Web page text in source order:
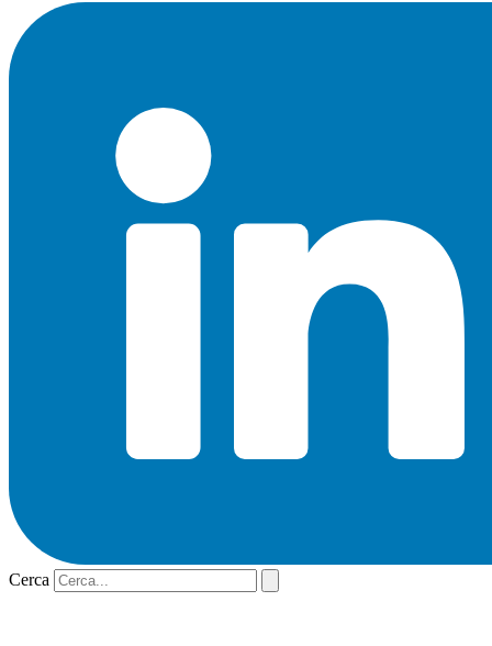
Cerca